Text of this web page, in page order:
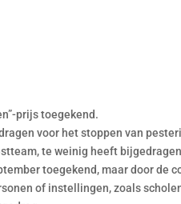
prijs toegekend.
voor het stoppen van
te weinig heeft
toegekend, maar door de
of instellingen, zoals